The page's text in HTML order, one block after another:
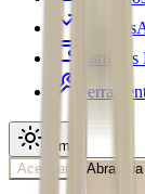
Análises
Tema
Acessar
Abra